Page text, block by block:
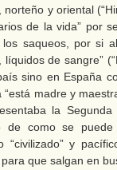
norteño y oriental
de la vida” por
los saqueos, por si
líquidos de sangre”
sino en España
“está madre y
la
de como se
“civilizado” y
que salgan en